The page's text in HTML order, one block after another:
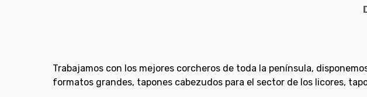
Trabajamos con los mejores corcheros de toda la península,
formatos grandes, tapones cabezudos para el sector de los licores,